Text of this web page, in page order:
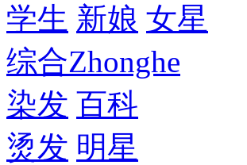
学生 新娘 女星
综合Zhonghe
染发 百科
烫发 明星